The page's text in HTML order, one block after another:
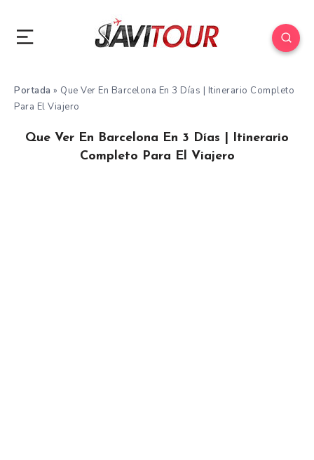
Portada » Que Ver En Barcelona En 3 Días | Itinerario Completo
Para El Viajero
Que Ver En Barcelona En 3 Días | Itinerario
Completo Para El Viajero